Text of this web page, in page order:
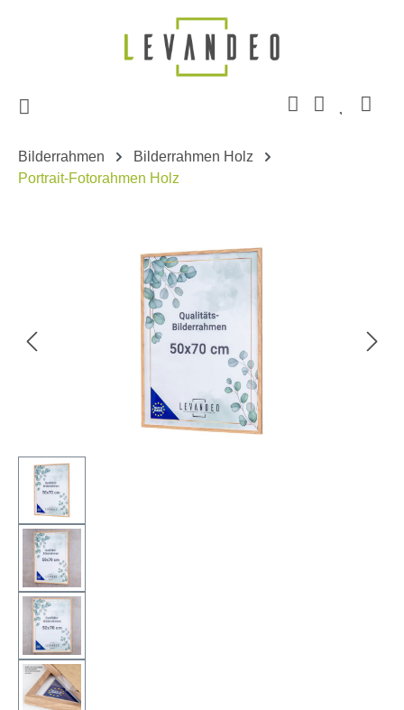
Zum Hauptinhalt springen
Bilderrahmen
Bilderrahmen Holz
Portrait-Fotorahmen Holz
Bildergalerie überspringen